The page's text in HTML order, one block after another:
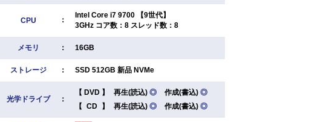
CPU ：
Intel Core i7 9700 【9世代】
3GHz コア数：8 スレッド数：8
メモリ ： 16GB
ストレージ ： SSD 512GB 新品 NVMe
光学ドライブ ：
【 DVD 】 再生(読込) ◎ 作成(書込) ◎
【 CD 】 再生(読込) ◎ 作成(書込) ◎